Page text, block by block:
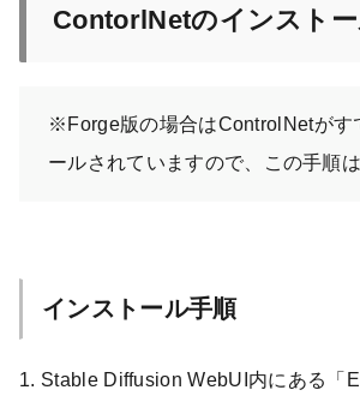
ContorlNetのインスト
※Forge版の場合はControlNetがす
ールされていますので、この手順は
インストール手順
1. Stable Diffusion WebUI内にある「